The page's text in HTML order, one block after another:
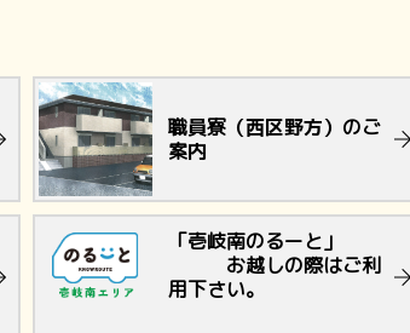
職員寮（西区野方）のご
案内
「壱岐南のるーと」
お越しの際はご利
用下さい。